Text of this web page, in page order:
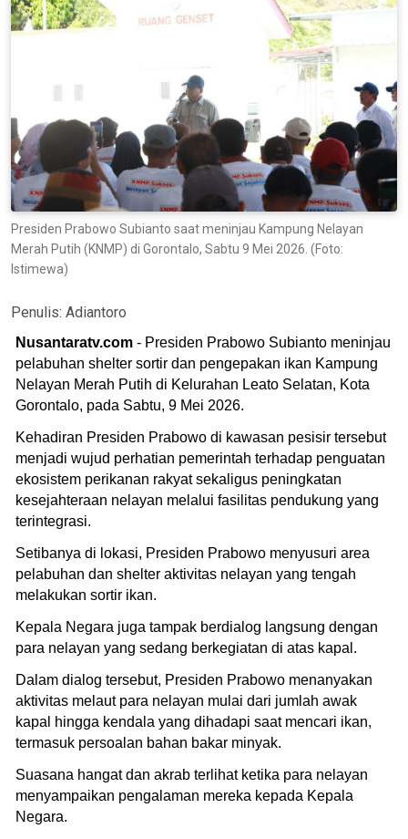
Presiden Prabowo Subianto saat meninjau Kampung Nelayan
Merah Putih (KNMP) di Gorontalo, Sabtu 9 Mei 2026. (Foto:
Istimewa)
Penulis: Adiantoro
Nusantaratv.com - Presiden Prabowo Subianto meninjau
pelabuhan shelter sortir dan pengepakan ikan Kampung
Nelayan Merah Putih di Kelurahan Leato Selatan, Kota
Gorontalo, pada Sabtu, 9 Mei 2026.
Kehadiran Presiden Prabowo di kawasan pesisir tersebut
menjadi wujud perhatian pemerintah terhadap penguatan
ekosistem perikanan rakyat sekaligus peningkatan
kesejahteraan nelayan melalui fasilitas pendukung yang
terintegrasi.
Setibanya di lokasi, Presiden Prabowo menyusuri area
pelabuhan dan shelter aktivitas nelayan yang tengah
melakukan sortir ikan.
Kepala Negara juga tampak berdialog langsung dengan
para nelayan yang sedang berkegiatan di atas kapal.
Dalam dialog tersebut, Presiden Prabowo menanyakan
aktivitas melaut para nelayan mulai dari jumlah awak
kapal hingga kendala yang dihadapi saat mencari ikan,
termasuk persoalan bahan bakar minyak.
Suasana hangat dan akrab terlihat ketika para nelayan
menyampaikan pengalaman mereka kepada Kepala
Negara.